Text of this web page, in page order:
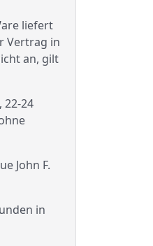
liefert
Vertrag in
an, gilt
22-24
John F.
in